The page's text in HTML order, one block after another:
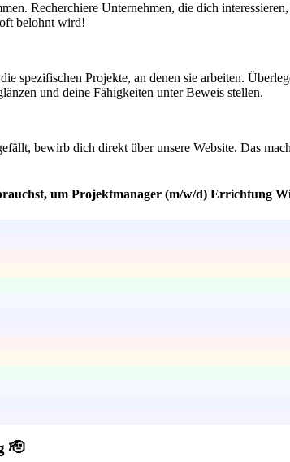
Recherchiere Unternehmen, die dich
belohnt wird!
spezifischen Projekte, an denen sie arbeiten.
und deine Fähigkeiten unter Beweis stellen.
bewirb dich direkt über unsere Website. Das
um Projektmanager (m/w/d) Errichtung
🫡